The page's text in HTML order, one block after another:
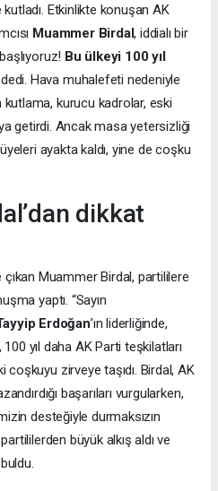
Etkinlikte konuşan AK
Muammer Birdal, iddialı bir
Bu ülkeyi 100 yıl
dedi. Hava muhalefeti nedeniyle
kurucu kadrolar, eski
getirdi. Ancak masa yetersizliği
ayakta kaldı, yine de coşku
dikkat
Muammer Birdal, partililere
yaptı. “Sayın
Erdoğan’ın liderliğinde,
100 yıl daha AK Parti teşkilatları
zirveye taşıdı. Birdal, AK
başarıları vurgularken,
desteğiyle durmaksızın
büyük alkış aldı ve